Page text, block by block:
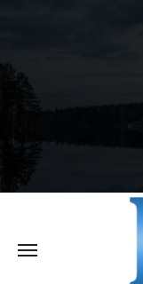
content